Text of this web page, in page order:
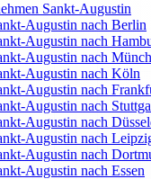
Sankt-Augustin
Augustin nach Berlin
Augustin nach
Augustin nach
Augustin nach Köln
Augustin nach
Augustin nach
Augustin nach
Augustin nach
Augustin nach
Augustin nach Essen